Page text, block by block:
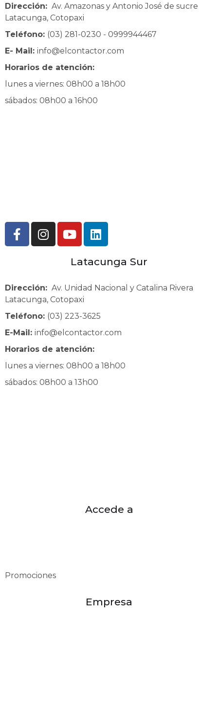
Dirección: Av. Amazonas y Antonio José de sucre
Latacunga, Cotopaxi
Teléfono: (03) 281-0230 - 0999944467
E- Mail: info@elcontactor.com
Horarios de atención:
lunes a viernes: 08h00 a 18h00
sábados: 08h00 a 16h00
Latacunga Sur
Dirección: Av. Unidad Nacional y Catalina Rivera
Latacunga, Cotopaxi
Teléfono: (03) 223-3625
E-Mail: info@elcontactor.com
Horarios de atención:
lunes a viernes: 08h00 a 18h00
sábados: 08h00 a 13h00
Accede a
Promociones
Empresa